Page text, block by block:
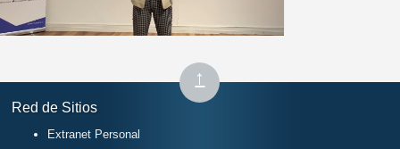
↑ Subir
al
Red de Sitios
Extranet Personal